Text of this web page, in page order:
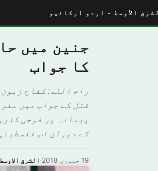
الأوسط - اردو آرکائیو
جنین میں
کا جواب
رام الله: كفاح
قتل کے جواب میں
پیمانہ پر فوجی
کے دوران اس
الشرق · 19 جنوری 2018